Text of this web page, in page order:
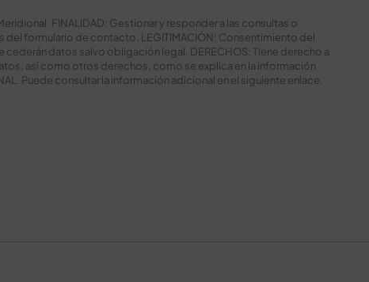
FINALIDAD: Gestionar y responder a las consultas o
del formulario de contacto. LEGITIMACIÓN: Consentimiento del
cederán datos salvo obligación legal. DERECHOS: Tiene derecho a
así como otros derechos, como se explica en la información
Puede consultar la información adicional en el siguiente enlace